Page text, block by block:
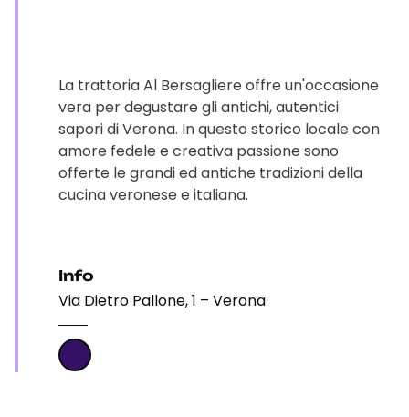
La trattoria Al Bersagliere offre un'occasione
vera per degustare gli antichi, autentici
sapori di Verona. In questo storico locale con
amore fedele e creativa passione sono
offerte le grandi ed antiche tradizioni della
cucina veronese e italiana.
Info
Via Dietro Pallone, 1 – Verona